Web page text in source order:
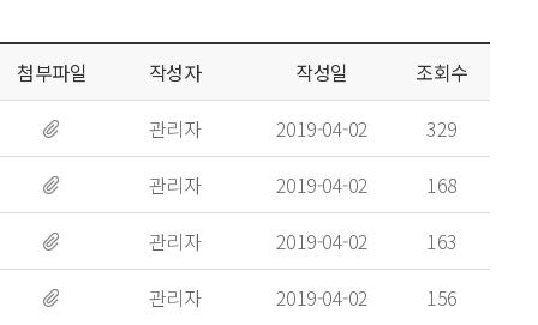
첨부파일 작성자 작성일
조회수
관리자
2019-04-02
329
관리자
2019-04-02
168
관리자
2019-04-02
163
관리자
2019-04-02 156